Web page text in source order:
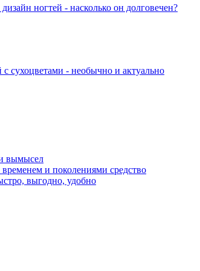
ногтей - насколько он долговечен?
с сухоцветами - необычно и актуально
вымысел
и поколениями средство
выгодно, удобно